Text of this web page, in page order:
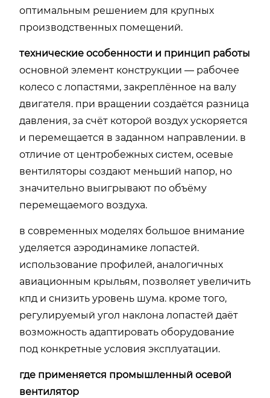
оптимальным решением для крупных
производственных помещений.
технические особенности и принцип работы
основной элемент конструкции — рабочее
колесо с лопастями, закреплённое на валу
двигателя. при вращении создаётся разница
давления, за счёт которой воздух ускоряется
и перемещается в заданном направлении. в
отличие от центробежных систем, осевые
вентиляторы создают меньший напор, но
значительно выигрывают по объёму
перемещаемого воздуха.
в современных моделях большое внимание
уделяется аэродинамике лопастей.
использование профилей, аналогичных
авиационным крыльям, позволяет увеличить
кпд и снизить уровень шума. кроме того,
регулируемый угол наклона лопастей даёт
возможность адаптировать оборудование
под конкретные условия эксплуатации.
где применяется промышленный осевой
вентилятор